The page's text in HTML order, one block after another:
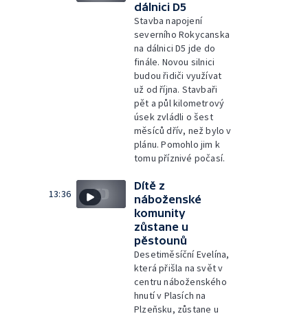
dálnici D5
Stavba napojení
severního Rokycanska
na dálnici D5 jde do
finále. Novou silnici
budou řidiči využívat
už od října. Stavbaři
pět a půl kilometrový
úsek zvládli o šest
měsíců dřív, než bylo v
plánu. Pomohlo jim k
tomu příznivé počasí.
13:36
Dítě z
náboženské
komunity
zůstane u
pěstounů
Desetiměsíční Evelína,
která přišla na svět v
centru náboženského
hnutí v Plasích na
Plzeňsku, zůstane u